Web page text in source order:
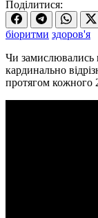
Поділитися:
біоритми здоров'я
Чи замислювались
кардинально
протягом кожного